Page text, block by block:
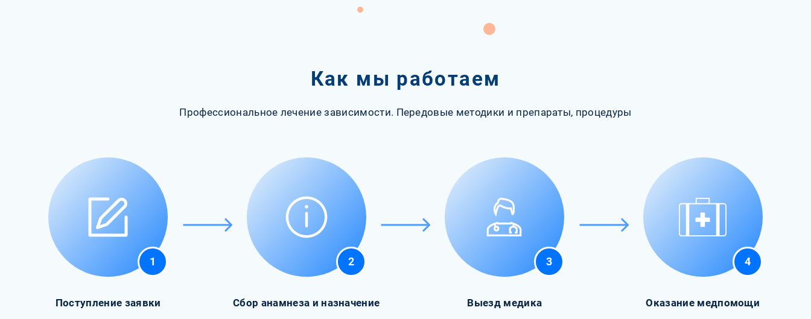
Как мы работаем
Профессиональное лечение зависимости. Передовые методики и препараты, процедуры
1
Поступление заявки
2
Сбор анамнеза и назначение
3
Выезд медика
4
Оказание медпомощи